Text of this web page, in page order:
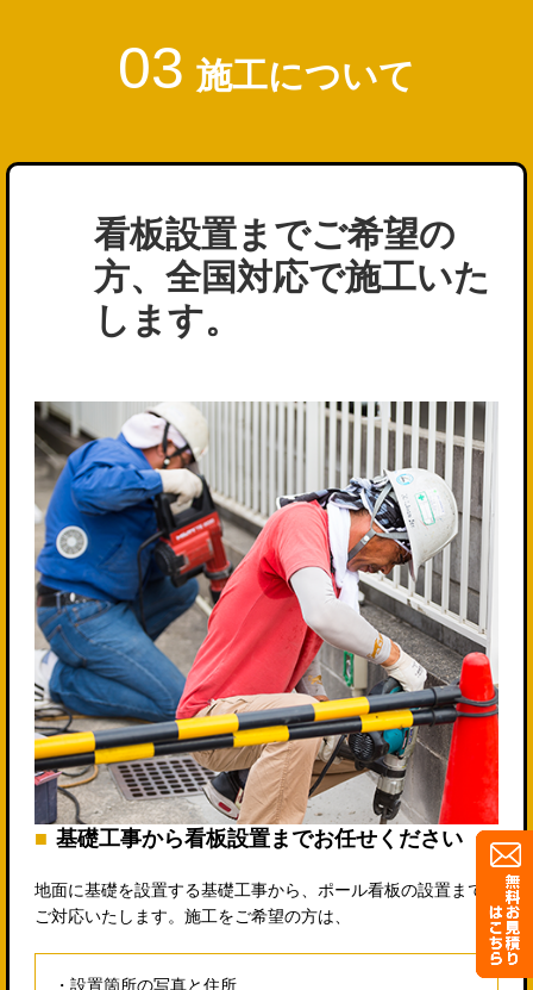
03 施工について
看板設置までご希望の
方、全国対応で施工いた
します。
基礎工事から看板設置までお任せください
地面に基礎を設置する基礎工事から、ポール看板の設置まで
ご対応いたします。施工をご希望の方は、
設置箇所の写真と住所